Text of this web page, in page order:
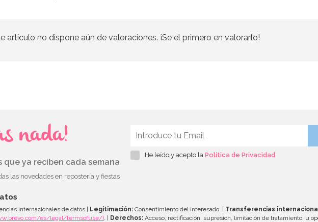
artículo no dispone aún de valoraciones. ¡Se el primero en valorarlo!
nada!
que ya reciben cada semana
las novedades en repostería y fiestas
He leído y acepto la Política de Privacidad
internacionales de datos | Legitimación: Consentimiento del interesado. | Transferencias
es/legal/termsofuse/) . | Derechos: Acceso, rectificación, supresión, limitación de tratamiento, u